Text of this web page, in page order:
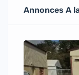
Annonces A